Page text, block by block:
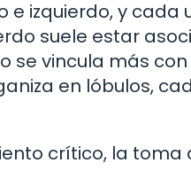
e izquierdo, y cada
suele estar
se vincula más
en lóbulos,
crítico, la toma